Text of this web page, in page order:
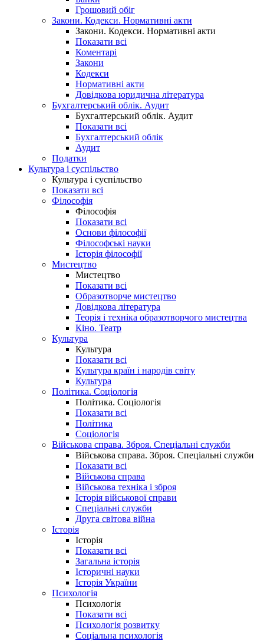
Грошовий обіг
Закони. Кодекси. Нормативні акти
Закони. Кодекси. Нормативні акти
Показати всі
Коментарі
Закони
Кодекси
Нормативні акти
Довідкова юридична література
Бухгалтерський облік. Аудит
Бухгалтерський облік. Аудит
Показати всі
Бухгалтерський облік
Аудит
Податки
Культура і суспільство
Культура і суспільство
Показати всі
Філософія
Філософія
Показати всі
Основи філософії
Філософські науки
Історія філософії
Мистецтво
Мистецтво
Показати всі
Образотворче мистецтво
Довідкова література
Теорія і техніка образотворчого мистецтва
Кіно. Театр
Культура
Культура
Показати всі
Культура країн і народів світу
Культура
Політика. Соціологія
Політика. Соціологія
Показати всі
Політика
Соціологія
Військова справа. Зброя. Спеціальні служби
Військова справа. Зброя. Спеціальні служби
Показати всі
Військова справа
Військова техніка і зброя
Історія військової справи
Спеціальні служби
Друга світова війна
Історія
Історія
Показати всі
Загальна історія
Історичні науки
Історія України
Психологія
Психологія
Показати всі
Психологія розвитку
Соціальна психологія